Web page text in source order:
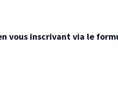
vous inscrivant via le